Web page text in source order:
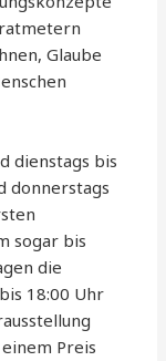
Glaube
dienstags bis
donnerstags
sogar bis
die
18:00 Uhr
Preis